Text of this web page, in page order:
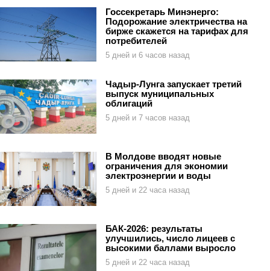
Госсекретарь Минэнерго:
Подорожание электричества на
бирже скажется на тарифах для
потребителей
5 дней и 6 часов назад
Чадыр-Лунга запускает третий
выпуск муниципальных
облигаций
5 дней и 7 часов назад
В Молдове вводят новые
ограничения для экономии
электроэнергии и воды
5 дней и 22 часа назад
БАК-2026: результаты
улучшились, число лицеев с
высокими баллами выросло
5 дней и 22 часа назад